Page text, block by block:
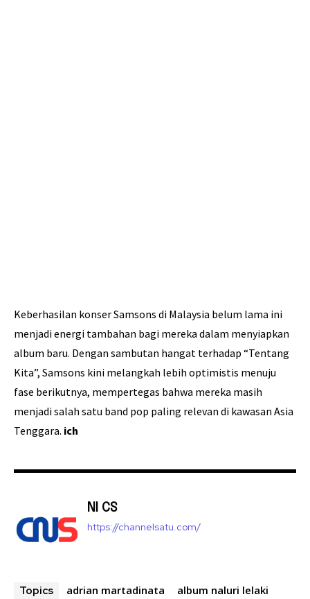
Keberhasilan konser Samsons di Malaysia belum lama ini
menjadi energi tambahan bagi mereka dalam menyiapkan
album baru. Dengan sambutan hangat terhadap “Tentang
Kita”, Samsons kini melangkah lebih optimistis menuju
fase berikutnya, mempertegas bahwa mereka masih
menjadi salah satu band pop paling relevan di kawasan Asia
Tenggara. ich
NI CS
https://channelsatu.com/
Topics adrian martadinata
album naluri lelaki